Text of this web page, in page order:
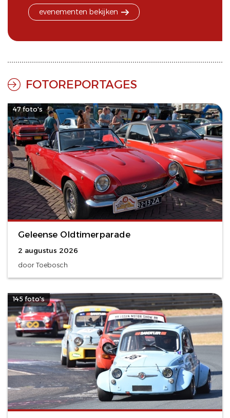
evenementen bekijken
FOTOREPORTAGES
47 foto's
Geleense Oldtimerparade
2 augustus 2026
door Toebosch
145 foto's